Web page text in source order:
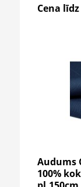
Cena
Audums
100%